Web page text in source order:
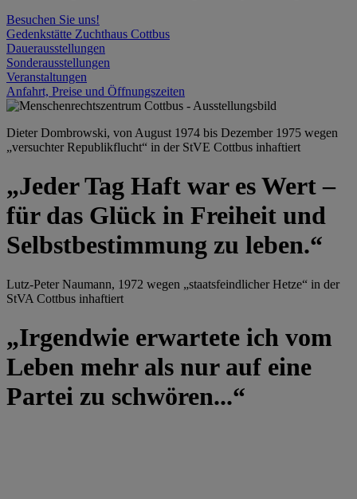
Besuchen Sie uns!
Gedenkstätte Zuchthaus Cottbus
Dauerausstellungen
Sonderausstellungen
Veranstaltungen
Anfahrt, Preise und Öffnungszeiten
Dieter Dombrowski, von August 1974 bis Dezember 1975 wegen
„versuchter Republikflucht“ in der StVE Cottbus inhaftiert
„Jeder Tag Haft war es Wert –
für das Glück in Freiheit und
Selbstbestimmung zu leben.“
Lutz-Peter Naumann, 1972 wegen „staatsfeindlicher Hetze“ in der
StVA Cottbus inhaftiert
„Irgendwie erwartete ich vom
Leben mehr als nur auf eine
Partei zu schwören...“